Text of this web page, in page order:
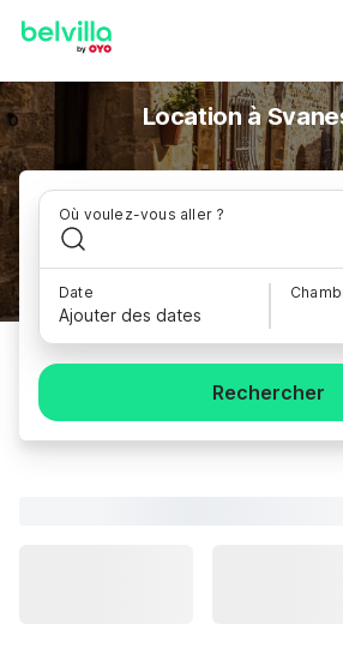
Location à
Où voulez-vous aller ?
Date
Ajouter des dates
Rechercher